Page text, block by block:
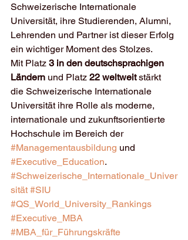
Schweizerische Internationale
Universität, ihre Studierenden, Alumni,
Lehrenden und Partner ist dieser Erfolg
ein wichtiger Moment des Stolzes.
Mit Platz 3 in den deutschsprachigen
Ländern und Platz 22 weltweit stärkt
die Schweizerische Internationale
Universität ihre Rolle als moderne,
internationale und zukunftsorientierte
Hochschule im Bereich der
#Managementausbildung und
#Executive_Education.
#Schweizerische_Internationale_Univer
sität #SIU
#QS_World_University_Rankings
#Executive_MBA
#MBA_für_Führungskräfte